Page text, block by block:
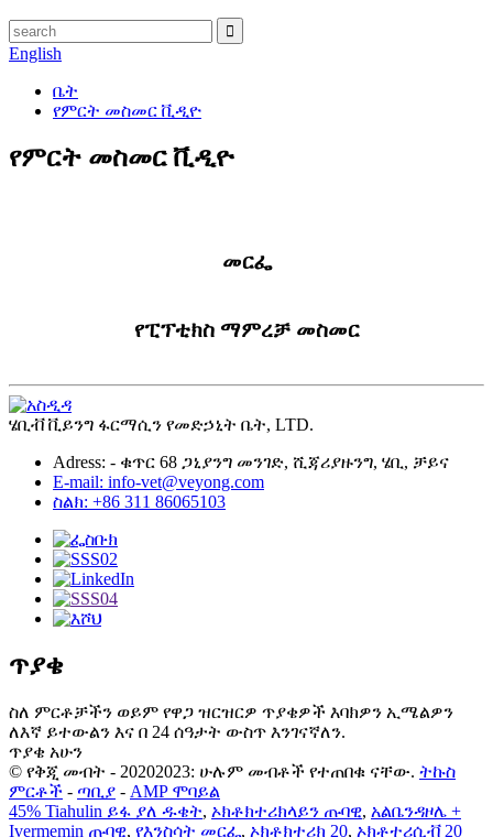
English
ቤት
የምርት መስመር ቪዲዮ
የምርት መስመር ቪዲዮ
መርፌ
የፒፕቲክስ ማምረቻ መስመር
ሄቢቭ ቪይንግ ፋርማሲን የመድኃኒት ቤት, LTD.
Adress: - ቁጥር 68 ጋኒያንግ መንገድ, ሺጃሪያዙንግ, ሄቢ, ቻይና
E-mail: info-vet@veyong.com
ስልክ: +86 311 86065103
ጥያቄ
ስለ ምርቶቻችን ወይም የዋጋ ዝርዝርዎ ጥያቄዎች እባክዎን ኢሜልዎን
ለእኛ ይተውልን እና በ 24 ሰዓታት ውስጥ እንገናኛለን.
ጥያቄ አሁን
© የቅጂ መብት - 20202023: ሁሉም መብቶች የተጠበቁ ናቸው. ትኩስ
ምርቶች - ጣቢያ - AMP ሞባይል
45% Tiahulin ይፋ ያለ ዱቄት, ኦክቶክተሪክላይን ጡባዊ, አልቤንዳዞሌ +
Ivermemin ጡባዊ, የእንስሳት መርፌ, ኦክቶክተሪክ 20, ኦክቶተሪሲቭ 20